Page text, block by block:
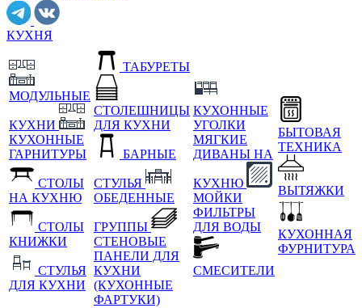
КУХНЯ
МОДУЛЬНЫЕ
КУХНИ
КУХОННЫЕ
ГАРНИТУРЫ
СТОЛЫ
НА КУХНЮ
СТОЛЫ
КНИЖКИ
СТУЛЬЯ
ДЛЯ КУХНИ
ТАБУРЕТЫ
СТОЛЕШНИЦЫ
ДЛЯ КУХНИ
БАРНЫЕ
СТУЛЬЯ
ОБЕДЕННЫЕ
ГРУППЫ
СТЕНОВЫЕ
ПАНЕЛИ ДЛЯ
КУХНИ
(КУХОННЫЕ
ФАРТУКИ)
КУХОННЫЕ
УГОЛКИ
МЯГКИЕ
ДИВАНЫ НА
КУХНЮ
МОЙКИ
ФИЛЬТРЫ
ДЛЯ ВОДЫ
СМЕСИТЕЛИ
БЫТОВАЯ
ТЕХНИКА
ВЫТЯЖКИ
КУХОННАЯ
ФУРНИТУРА